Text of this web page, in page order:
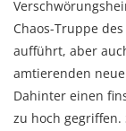
Chaos-Truppe
aufführt, aber
amtierenden
Dahinter einen
zu hoch gegriffen.